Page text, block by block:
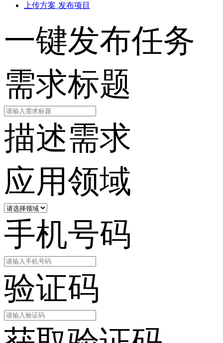
上传方案 发布项目
一键发布任务
需求标题
描述需求
应用领域
手机号码
验证码